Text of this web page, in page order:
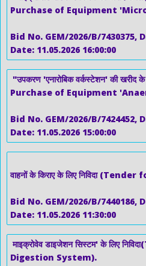
Purchase of Equipment
Bid No. GEM/2026/B/7430375,
Date: 11.05.2026 16:00:00
"उपकरण 'एनारोबिक वर्कस्टेशन' की
Purchase of Equipment
Bid No. GEM/2026/B/7424452,
Date: 11.05.2026 15:00:00
वाहनों के किराए के लिए निविदा
Bid No. GEM/2026/B/7440186,
Date: 11.05.2026 11:30:00
माइक्रोवेव डाइजेशन सिस्टम' के लिए
Digestion System).